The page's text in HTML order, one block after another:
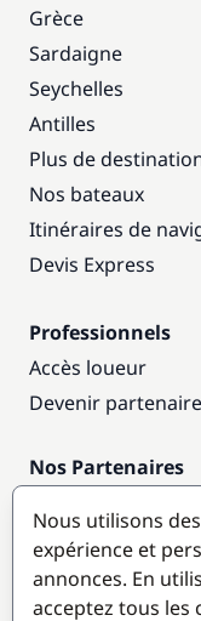
Grèce
Sardaigne
Seychelles
Antilles
Plus de
Nos bateaux
Itinéraires de
Devis Express
Professionnels
Accès loueur
Devenir partenaire
Nos Partenaires
Destinations
Nous utilisons
expérience et
annonces. En
acceptez tous